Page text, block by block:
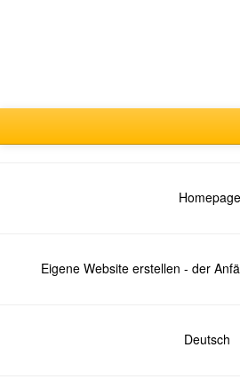
Eigene Website erstellen - der
Deutsch